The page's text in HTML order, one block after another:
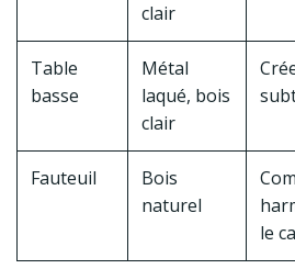
clair
Table
basse
Métal
laqué, bois
clair
Fauteuil
Bois
naturel
le